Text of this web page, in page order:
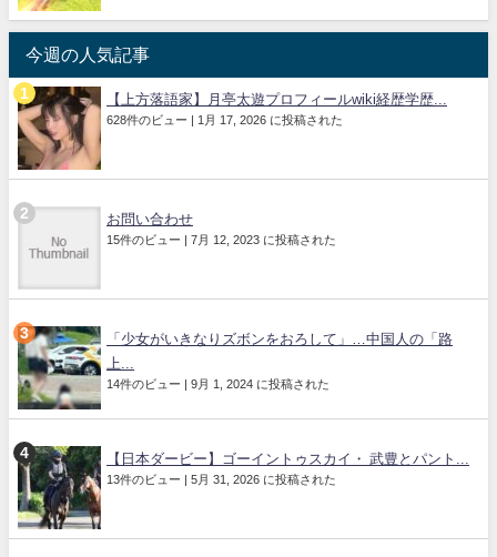
今週の人気記事
【上方落語家】月亭太遊プロフィールwiki経歴学歴...
628件のビュー | 1月 17, 2026 に投稿された
お問い合わせ
15件のビュー | 7月 12, 2023 に投稿された
「少女がいきなりズボンをおろして」…中国人の「路
上...
14件のビュー | 9月 1, 2024 に投稿された
【日本ダービー】ゴーイントゥスカイ・ 武豊とパント...
13件のビュー | 5月 31, 2026 に投稿された